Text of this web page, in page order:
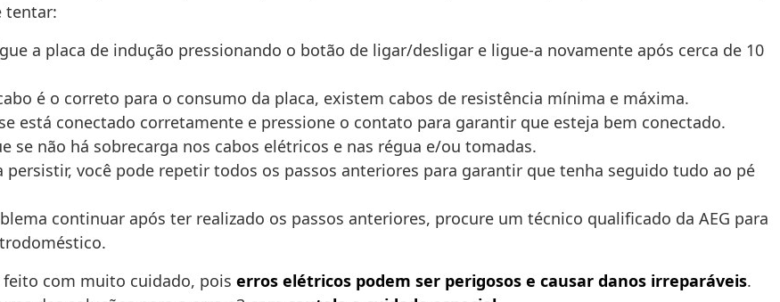
tentar:
a placa de indução pressionando o botão de ligar/desligar e ligue-a novamente após cerca de 10
é o correto para o consumo da placa, existem cabos de resistência mínima e máxima.
está conectado corretamente e pressione o contato para garantir que esteja bem conectado.
se não há sobrecarga nos cabos elétricos e nas régua e/ou tomadas.
persistir, você pode repetir todos os passos anteriores para garantir que tenha seguido tudo ao pé
continuar após ter realizado os passos anteriores, procure um técnico qualificado da AEG para
feito com muito cuidado, pois erros elétricos podem ser perigosos e causar danos irreparáveis.